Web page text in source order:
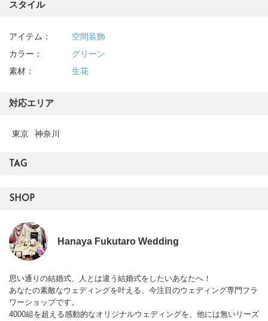
スタイル
アイテム：
空間装飾
カラー：
グリーン
素材：
生花
対応エリア
東京 神奈川
TAG
SHOP
Hanaya Fukutaro Wedding
思い通りの結婚式、人とは違う結婚式をしたいあなたへ！
あなたの素敵なウェディングを叶える、今注目のウェディング専門フラ
ワーショップです。
4000組を超える感動的なオリジナルウェディングを、他には無いリーズ